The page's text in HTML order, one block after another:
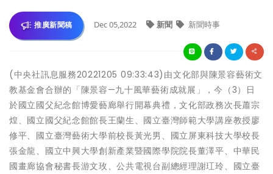
推廣新聞稿 Dec 05,2022 新聞 新聞時事
(中央社訊息服務20221205 09:33:43)由文化部與陳景容藝術文
教基金會合辦的「陳景容—九十風華藝術成就展」，今（3）日
於國立國父紀念館博愛藝廊舉行開幕典禮，文化部政務次長蕭宗
煌、國立國父紀念館館長王蘭生、國立臺灣師範大學講座教授廖
修平、國立臺灣藝術大學前校長黃光男、國立屏東科技大學校長
張金龍、國立中興大學創新產業暨國際學院院長董澤平、中華民
國畫廊協會秘書長游文玫、公共電視台副總經理謝玒玲、國立臺